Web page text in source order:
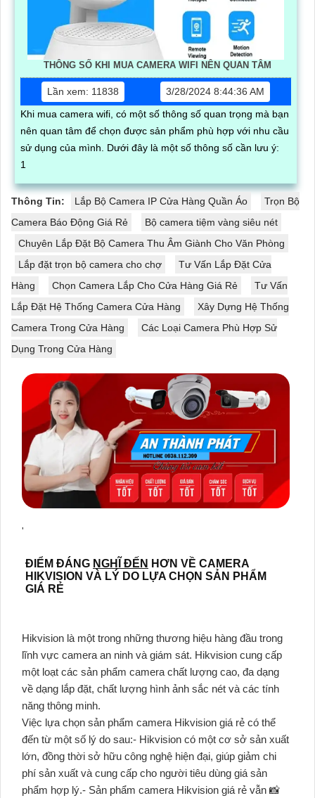
THÔNG SỐ KHI MUA CAMERA WIFI NÊN QUAN TÂM
Lần xem: 11838
3/28/2024 8:44:36 AM
Khi mua camera wifi, có một số thông số quan trọng mà bạn
nên quan tâm để chọn được sản phẩm phù hợp với nhu cầu
sử dụng của mình. Dưới đây là một số thông số cần lưu ý:
1
Thông Tin: Lắp Bộ Camera IP Cửa Hàng Quần Áo
Trọn Bộ
Camera Báo Động Giá Rẻ
Bộ camera tiệm vàng siêu nét
Chuyên Lắp Đặt Bộ Camera Thu Âm Giành Cho Văn Phòng
Lắp đặt trọn bộ camera cho chợ
Tư Vấn Lắp Đặt Cửa
Hàng
Chọn Camera Lắp Cho Cửa Hàng Giá Rẻ
Tư Vấn
Lắp Đặt Hệ Thống Camera Cửa Hàng
Xây Dựng Hệ Thống
Camera Trong Cửa Hàng
Các Loại Camera Phù Hợp Sử
Dụng Trong Cửa Hàng
'
ĐIỂM ĐÁNG NGHĨ ĐẾN HƠN VỀ CAMERA
HIKVISION VÀ LÝ DO LỰA CHỌN SẢN PHẨM
GIÁ RẺ
Hikvision là một trong những thương hiệu hàng đầu trong
lĩnh vực camera an ninh và giám sát. Hikvision cung cấp
một loạt các sản phẩm camera chất lượng cao, đa dạng
về dạng lắp đặt, chất lượng hình ảnh sắc nét và các tính
năng thông minh.
Việc lựa chọn sản phẩm camera Hikvision giá rẻ có thể
đến từ một số lý do sau:- Hikvision có một cơ sở sản xuất
lớn, đồng thời sở hữu công nghệ hiện đại, giúp giảm chi
phí sản xuất và cung cấp cho người tiêu dùng giá sản
phẩm hợp lý.- Sản phẩm camera Hikvision giá rẻ vẫn 📸